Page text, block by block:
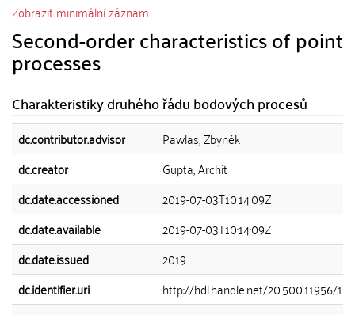
Zobrazit minimální záznam
Second-order characteristics of point
processes
Charakteristiky druhého řádu bodových procesů
dc.contributor.advisor
Pawlas, Zbyněk
dc.creator
Gupta, Archit
dc.date.accessioned
2019-07-03T10:14:09Z
dc.date.available
2019-07-03T10:14:09Z
dc.date.issued
2019
dc.identifier.uri
http://hdl.handle.net/20.500.11956/